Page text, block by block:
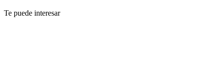
Te puede interesar